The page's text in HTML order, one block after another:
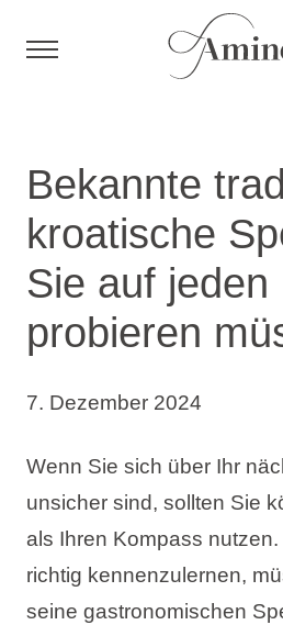
Hotels und
Campingplätze
Sonderangebote
Reiseziele
Urlaubsarten
Bekannte
kroatische
Sie auf jeden
probieren
7. Dezember 2024
Wenn Sie sich über Ihr
unsicher sind, sollten Sie
als Ihren Kompass
richtig kennenzulernen,
seine gastronomischen